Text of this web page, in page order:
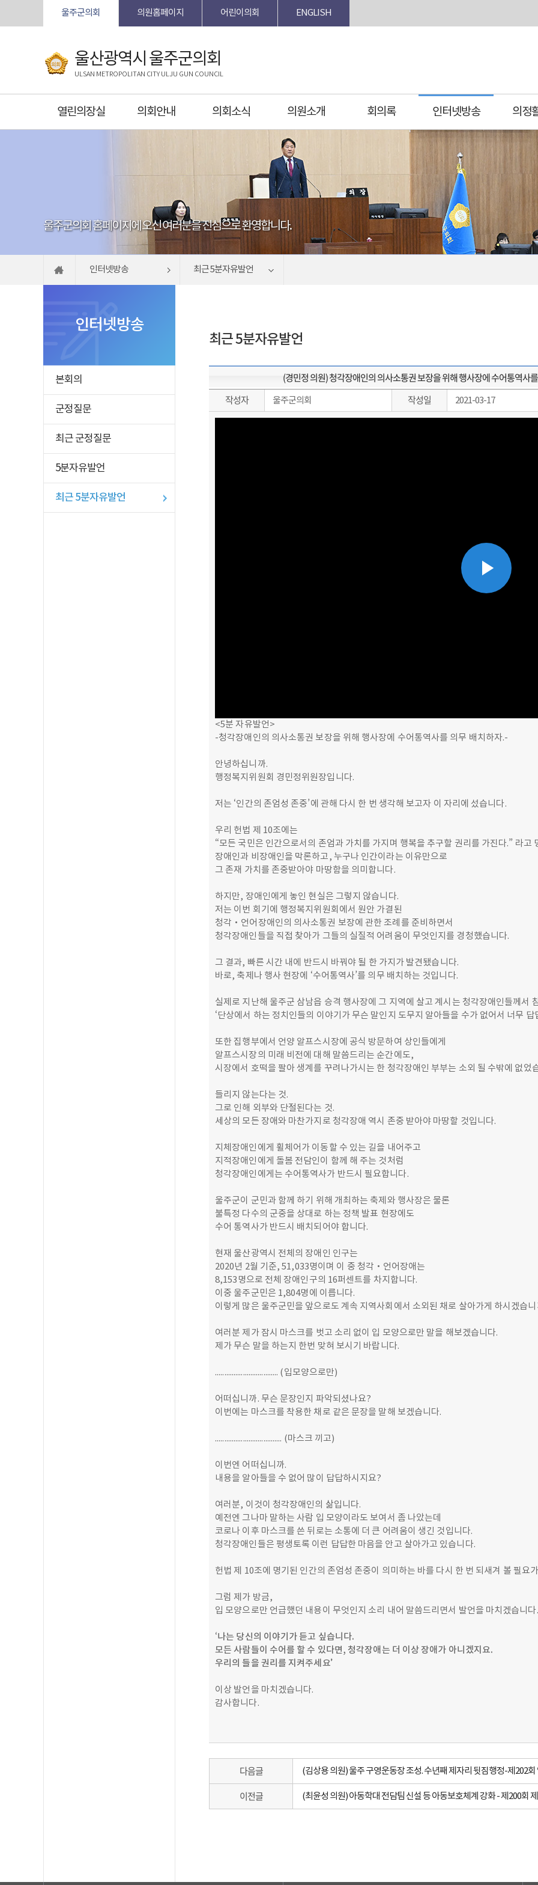
본문바로가기
울주군의회 의원홈페이지 어린이의회 ENGLISH
울산광역시 울주군의회
ULSAN METROPOLITAN CITY ULJU GUN COUNCIL
열린의장실 의회안내 의회소식 의원소개 회의록 인터넷방송 의정
울주군의회 홈페이지에 오신 여러분을 진심으로 환영합니다.
인터넷방송 최근 5분자유발언
인터넷방송
본회의
군정질문
최근 군정질문
5분자유발언
최근 5분자유발언
최근 5분자유발언
(경민정 의원) 청각장애인의 의사소통권 보장을 위해 행사장에 수어통역사
작성자
울주군의회 작성일 2021-03-17
Play
<5분 자유발언>
-청각장애인의 의사소통권 보장을 위해 행사장에 수어통역사를 의무 배치하자.-
안녕하십니까.
행정복지위원회 경민정위원장입니다.
저는 ‘인간의 존엄성 존중’에 관해 다시 한 번 생각해 보고자 이 자리에 섰습니다.
우리 헌법 제 10조에는
“모든 국민은 인간으로서의 존엄과 가치를 가지며 행복을 추구할 권리를 가진다.” 라고
장애인과 비장애인을 막론하고, 누구나 인간이라는 이유만으로
그 존재 가치를 존중받아야 마땅함을 의미합니다.
하지만, 장애인에게 놓인 현실은 그렇지 않습니다.
저는 이번 회기에 행정복지위원회에서 원안 가결된
청각‧언어장애인의 의사소통권 보장에 관한 조례를 준비하면서
청각장애인들을 직접 찾아가 그들의 실질적 어려움이 무엇인지를 경청했습니다.
그 결과, 빠른 시간 내에 반드시 바꿔야 될 한 가지가 발견됐습니다.
바로, 축제나 행사 현장에 ‘수어통역사’를 의무 배치하는 것입니다.
실제로 지난해 울주군 삼남읍 승격 행사장에 그 지역에 살고 계시는 청각장애인들께서
‘단상에서 하는 정치인들의 이야기가 무슨 말인지 도무지 알아들을 수가 없어서 너무 답
또한 집행부에서 언양 알프스시장에 공식 방문하여 상인들에게
알프스시장의 미래 비전에 대해 말씀드리는 순간에도,
시장에서 호떡을 팔아 생계를 꾸려나가시는 한 청각장애인 부부는 소외 될 수밖에 없었
들리지 않는다는 것.
그로 인해 외부와 단절된다는 것.
세상의 모든 장애와 마찬가지로 청각장애 역시 존중 받아야 마땅할 것입니다.
지체장애인에게 휠체어가 이동할 수 있는 길을 내어주고
지적장애인에게 돌봄 전담인이 함께 해 주는 것처럼
청각장애인에게는 수어통역사가 반드시 필요합니다.
울주군이 군민과 함께 하기 위해 개최하는 축제와 행사장은 물론
불특정 다수의 군중을 상대로 하는 정책 발표 현장에도
수어 통역사가 반드시 배치되어야 합니다.
현재 울산광역시 전체의 장애인 인구는
2020년 2월 기준, 51,033명이며 이 중 청각‧언어장애는
8,153명으로 전체 장애인구의 16퍼센트를 차지합니다.
이중 울주군민은 1,804명에 이릅니다.
이렇게 많은 울주군민을 앞으로도 계속 지역사회에서 소외된 채로 살아가게 하시겠습니
여러분 제가 잠시 마스크를 벗고 소리 없이 입 모양으로만 말을 해보겠습니다.
제가 무슨 말을 하는지 한번 맞혀 보시기 바랍니다.
.................................. (입모양으로만)
어떠십니까. 무슨 문장인지 파악되셨나요?
이번에는 마스크를 착용한 채로 같은 문장을 말해 보겠습니다.
.................................... (마스크 끼고)
이번엔 어떠십니까.
내용을 알아들을 수 없어 많이 답답하시지요?
여러분, 이것이 청각장애인의 삶입니다.
예전엔 그나마 말하는 사람 입 모양이라도 보여서 좀 나았는데
코로나 이후 마스크를 쓴 뒤로는 소통에 더 큰 어려움이 생긴 것입니다.
청각장애인들은 평생토록 이런 답답한 마음을 안고 살아가고 있습니다.
헌법 제 10조에 명기된 인간의 존엄성 존중이 의미하는 바를 다시 한 번 되새겨 볼 필요
그럼 제가 방금,
입 모양으로만 언급했던 내용이 무엇인지 소리 내어 말씀드리면서 발언을 마치겠습니다.
‘나는 당신의 이야기가 듣고 싶습니다.
모든 사람들이 수어를 할 수 있다면,청각장애는 더 이상 장애가 아니겠지요.
우리의 들을 권리를 지켜주세요’
이상 발언을 마치겠습니다.
감사합니다.
다음글 (김상용 의원) 울주 구영운동장 조성. 수년째 제자리 뒷짐행정-제202
이전글 (최윤성 의원) 아동학대 전담팀 신설 등 아동보호체계 강화 - 제200회